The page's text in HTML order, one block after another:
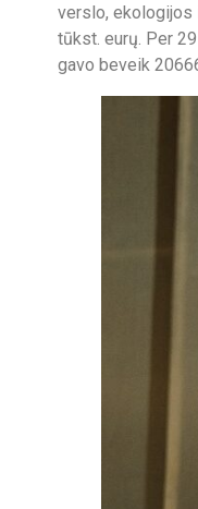
verslo, ekologijos
tūkst. eurų. Per
gavo beveik